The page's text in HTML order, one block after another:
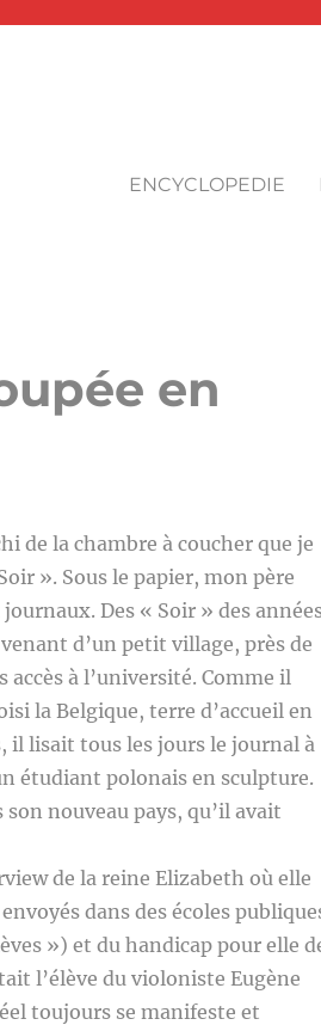
ENCYCLOPEDIE
en
de la chambre à coucher que je
». Sous le papier, mon père
Des « Soir » des
d’un petit village, près de
accès à l’université. Comme il
la Belgique, terre d’accueil en
il lisait tous les jours le journal à
étudiant polonais en sculpture.
son nouveau pays, qu’il avait
de la reine Elizabeth où elle
dans des écoles
») et du handicap pour elle
l’élève du violoniste Eugène
toujours se manifeste et